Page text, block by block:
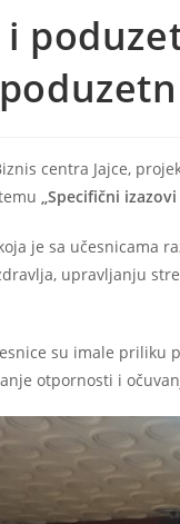
centra Jajce,
„Specifični
je sa učesnicama
upravljanju
su imale
otpornosti i